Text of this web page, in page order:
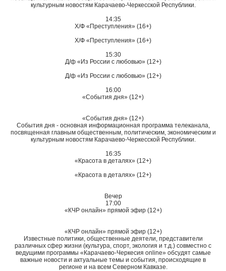
культурным новостям Карачаево-Черкесской Республики.
14:35
Х/Ф «Преступления» (16+)
Х/Ф «Преступления» (16+)
15:30
Д/ф «Из России с любовью» (12+)
Д/ф «Из России с любовью» (12+)
16:00
«События дня» (12+)
«События дня» (12+)
События дня - основная информационная программа телеканала,
посвященная главным общественным, политическим, экономическим и
культурным новостям Карачаево-Черкесской Республики.
16:35
«Красота в деталях» (12+)
«Красота в деталях» (12+)
Вечер
17:00
«КЧР онлайн» прямой эфир (12+)
«КЧР онлайн» прямой эфир (12+)
Известные политики, общественные деятели, представители
различных сфер жизни (культура, спорт, экология и т.д.) совместно с
ведущими программы «Карачаево-Черкесия online» обсудят самые
важные новости и актуальные темы и события, происходящие в
регионе и на всем Северном Кавказе.